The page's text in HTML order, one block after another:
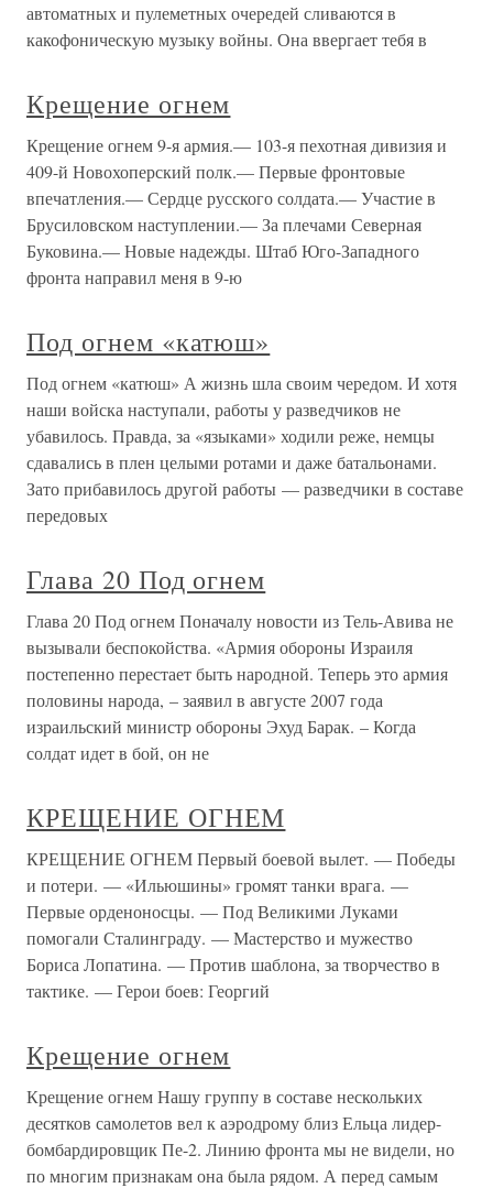
автоматных и пулеметных очередей сливаются в
какофоническую музыку войны. Она ввергает тебя в
Крещение огнем
Крещение огнем 9-я армия.— 103-я пехотная дивизия и
409-й Новохоперский полк.— Первые фронтовые
впечатления.— Сердце русского солдата.— Участие в
Брусиловском наступлении.— За плечами Северная
Буковина.— Новые надежды. Штаб Юго-Западного
фронта направил меня в 9-ю
Под огнем «катюш»
Под огнем «катюш» А жизнь шла своим чередом. И хотя
наши войска наступали, работы у разведчиков не
убавилось. Правда, за «языками» ходили реже, немцы
сдавались в плен целыми ротами и даже батальонами.
Зато прибавилось другой работы — разведчики в составе
передовых
Глава 20 Под огнем
Глава 20 Под огнем Поначалу новости из Тель-Авива не
вызывали беспокойства. «Армия обороны Израиля
постепенно перестает быть народной. Теперь это армия
половины народа, – заявил в августе 2007 года
израильский министр обороны Эхуд Барак. – Когда
солдат идет в бой, он не
КРЕЩЕНИЕ ОГНЕМ
КРЕЩЕНИЕ ОГНЕМ Первый боевой вылет. — Победы
и потери. — «Ильюшины» громят танки врага. —
Первые орденоносцы. — Под Великими Луками
помогали Сталинграду. — Мастерство и мужество
Бориса Лопатина. — Против шаблона, за творчество в
тактике. — Герои боев: Георгий
Крещение огнем
Крещение огнем Нашу группу в составе нескольких
десятков самолетов вел к аэродрому близ Ельца лидер-
бомбардировщик Пе-2. Линию фронта мы не видели, но
по многим признакам она была рядом. А перед самым